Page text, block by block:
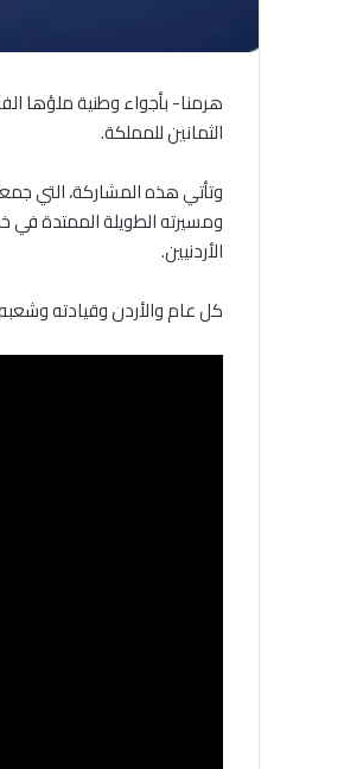
هرمنا- بأجواء وطنية ملؤها
الثمانين للمملكة.
وتأتي هذه المشاركة، التي
ومسيرته الطويلة الممتدة في
الأردنيين.
كل عام والأردن وقيادته